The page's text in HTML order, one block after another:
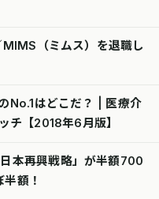
（ミムス）を退職し
No.1はどこだ？ | 医療介
チ【2018年6月版】
本再興戦略」が半額700
額！